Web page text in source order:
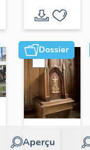
Dossier
Aperçu
Dossier